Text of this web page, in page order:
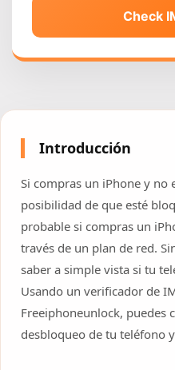
Check
Introducción
Si compras un iPhone y no
posibilidad de que esté
probable si compras un
través de un plan de red.
saber a simple vista si tu
Usando un verificador de
Freeiphoneunlock, puedes
desbloqueo de tu teléfono